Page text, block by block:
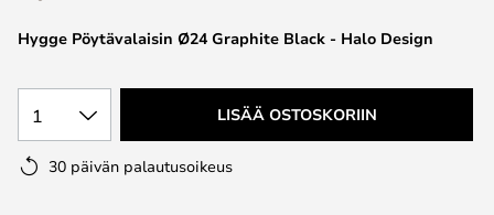
images
Hygge Pöytävalaisin Ø24 Graphite Black - Halo Design
1 LISÄÄ OSTOSKORIIN
30 päivän palautusoikeus